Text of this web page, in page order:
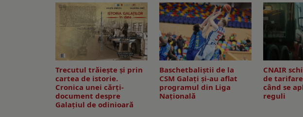
Trecutul trăiește și prin
cartea de istorie.
Cronica unei cărți-
document despre
Galațiul de odinioară
Baschetbaliștii de la
CSM Galați și-au aflat
programul din Liga
Națională
CNAIR
de
când se
reguli